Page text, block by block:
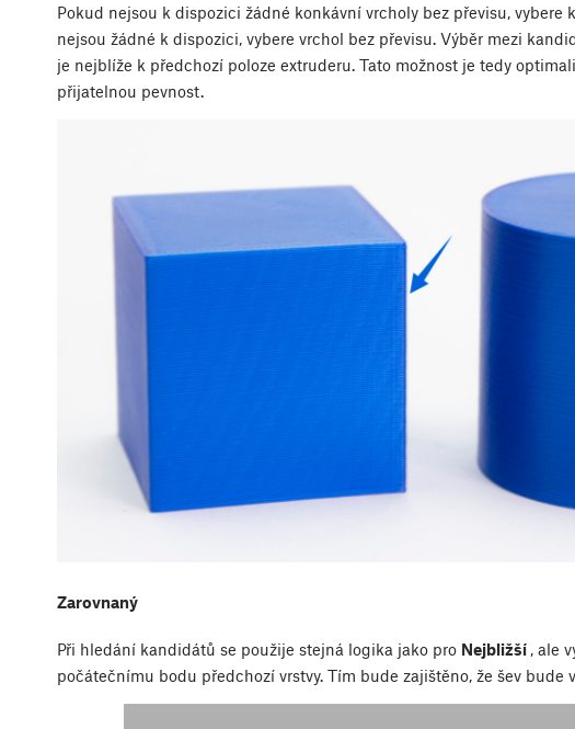
Pokud nejsou k dispozici žádné konkávní vrcholy bez převisu, vybere
nejsou žádné k dispozici, vybere vrchol bez převisu. Výběr mezi
je nejblíže k předchozí poloze extruderu. Tato možnost je tedy
přijatelnou pevnost.
Zarovnaný
Při hledání kandidátů se použije stejná logika jako pro Nejbližší , ale
počátečnímu bodu předchozí vrstvy. Tím bude zajištěno, že šev bude